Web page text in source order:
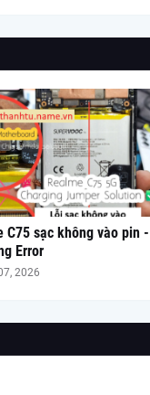
C75 sạc không vào pin -
Error
2026